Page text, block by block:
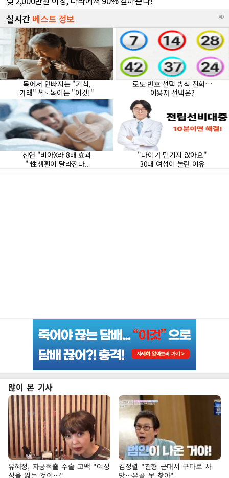
많이 본 기사
유혜정, 자궁적출 수술 고백 "여성
성을 잃는 것이…"
김정렬 "친형 군대서 구타로 사
망…유골 못 찾아"